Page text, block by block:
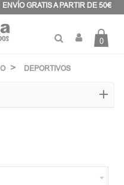
ENVÍO GRATIS A PARTIR DE 50€
0
DEPORTIVOS
